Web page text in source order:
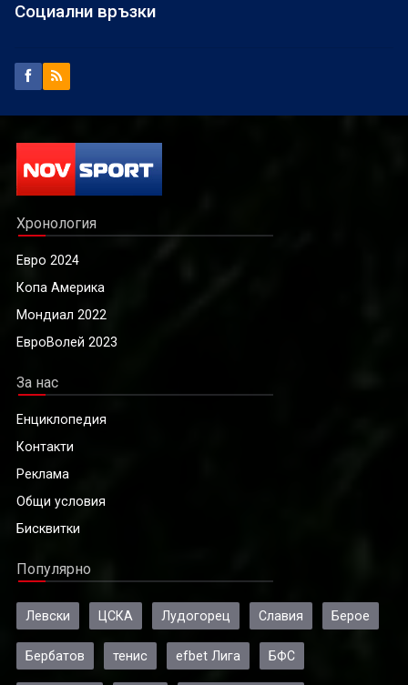
Социални връзки
Хронология
Евро 2024
Копа Америка
Мондиал 2022
ЕвроВолей 2023
За нас
Енциклопедия
Контакти
Реклама
Общи условия
Бисквитки
Популярно
Левски ЦСКА Лудогорец Славия Берое
Бербатов тенис efbet Лига БФС